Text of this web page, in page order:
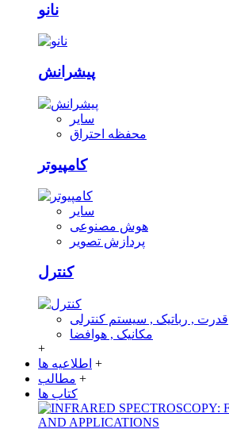
نانو
پیشرانش
سایر
محفظه احتراق
کامپیوتر
سایر
هوش مصنوعی
پردازش تصویر
کنترل
قدرت , رباتیک , سیستم کنترلی
مکانیک , هوافضا
+
اطلاعیه ها +
مطالب +
کتاب ها